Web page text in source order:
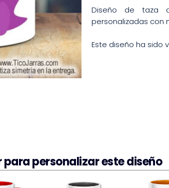
Diseño de taza
personalizadas con
Este diseño ha sido
personalizar este diseño